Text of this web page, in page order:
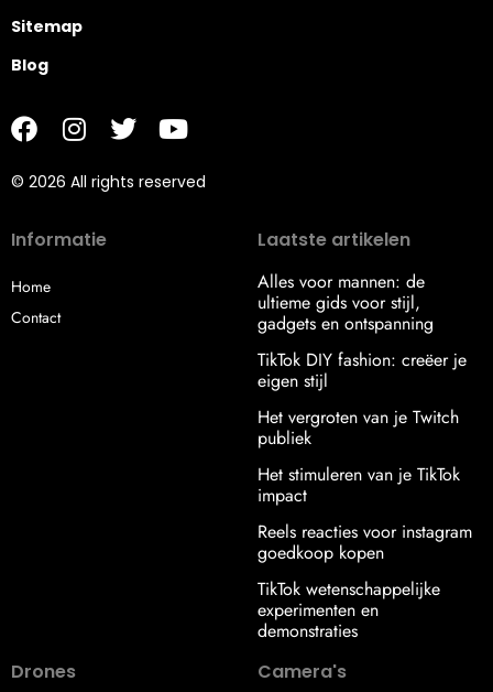
Sitemap
Blog
© 2026 All rights reserved
Informatie
Home
Contact
Laatste artikelen
Alles voor mannen: de
ultieme gids voor stijl,
gadgets en ontspanning
TikTok DIY fashion: creëer je
eigen stijl
Het vergroten van je Twitch
publiek
Het stimuleren van je TikTok
impact
Reels reacties voor instagram
goedkoop kopen
TikTok wetenschappelijke
experimenten en
demonstraties
Drones
Camera's